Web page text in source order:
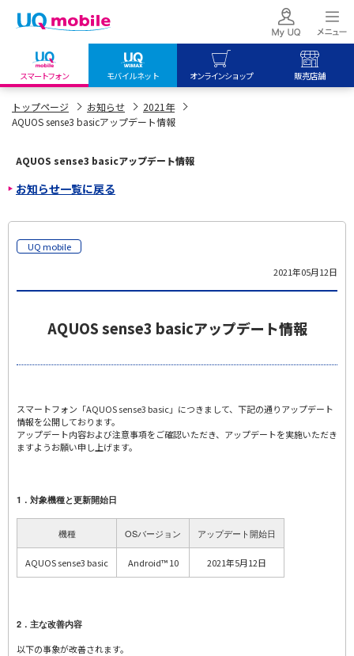
スマートフォン モバイルネット オンラインショップ 販売店舗
my UQ WiMAX
UQ WiMAX ご契約の方
My UQ mobile
データチャージサイト
UQ mobile
オンラインショップ
UQ WiMAX
UQ mobile
販売店舗
UQ WiMAX
トップページ お知らせ
2021年
AQUOS sense3 basicアップデート情報
AQUOS sense3 basicアップデート情報
お知らせ一覧に戻る
UQ mobile
2021年05月12日
AQUOS sense3 basicアップデート情報
スマートフォン「AQUOS sense3 basic」につきまして、下記の通りアップデート
情報を公開しております。
アップデート内容および注意事項をご確認いただき、アップデートを実施いただき
ますようお願い申し上げます。
1．対象機種と更新開始日
機種 OSバージョン アップデート開始日
AQUOS sense3 basic Android™ 10 2021年5月12日
2．主な改善内容
以下の事象が改善されます。